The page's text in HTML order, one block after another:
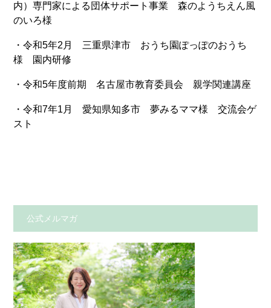
内）専門家による団体サポート事業 森のようちえん風
のいろ様
・令和5年2月 三重県津市 おうち園ぽっぽのおうち
様 園内研修
・令和5年度前期 名古屋市教育委員会 親学関連講座
・令和7年1月 愛知県知多市 夢みるママ様 交流会ゲ
スト
公式メルマガ